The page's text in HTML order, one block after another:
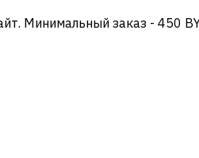
Минимальный заказ - 450